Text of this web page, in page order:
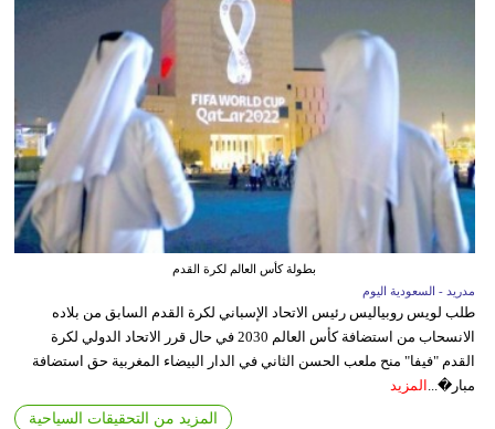
بطولة كأس العالم لكرة القدم
مدريد - السعودية اليوم
طلب لويس روبياليس رئيس الاتحاد الإسباني لكرة القدم السابق من بلاده
الانسحاب من استضافة كأس العالم 2030 في حال قرر الاتحاد الدولي لكرة
القدم "فيفا" منح ملعب الحسن الثاني في الدار البيضاء المغربية حق استضافة
مبار�... المزيد
المزيد من التحقيقات السياحية